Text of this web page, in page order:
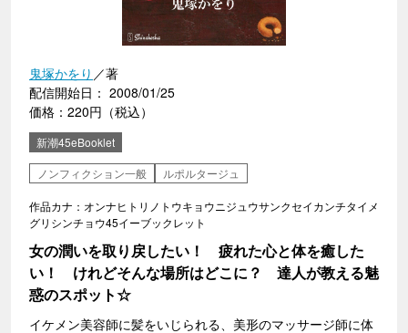
鬼塚かをり ／著
配信開始日： 2008/01/25
価格：220円（税込）
新潮45eBooklet
ノンフィクション一般
ルポルタージュ
作品カナ：オンナヒトリノトウキョウニジュウサンクセイカンチタイメ
グリシンチョウ45イーブックレット
女の潤いを取り戻したい！ 疲れた心と体を癒した
い！ けれどそんな場所はどこに？ 達人が教える魅
惑のスポット☆
イケメン美容師に髪をいじられる、美形のマッサージ師に体